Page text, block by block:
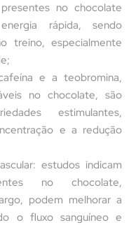
no chocolate
rápida, sendo
treino, especialmente
e a teobromina,
no chocolate, são
estimulantes,
e a redução
estudos indicam
no chocolate,
podem melhorar a
o fluxo sanguíneo e